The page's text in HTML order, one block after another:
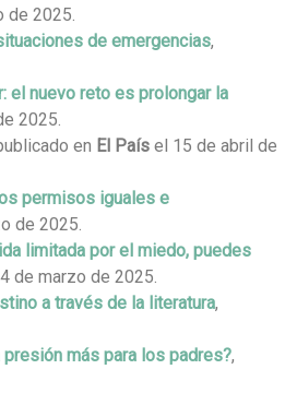
de 2025.
de emergencias,
el nuevo reto es prolongar la
2025.
en El País el 15 de abril de
permisos iguales e
de 2025.
limitada por el miedo, puedes
de marzo de 2025.
a través de la literatura,
presión más para los padres?,